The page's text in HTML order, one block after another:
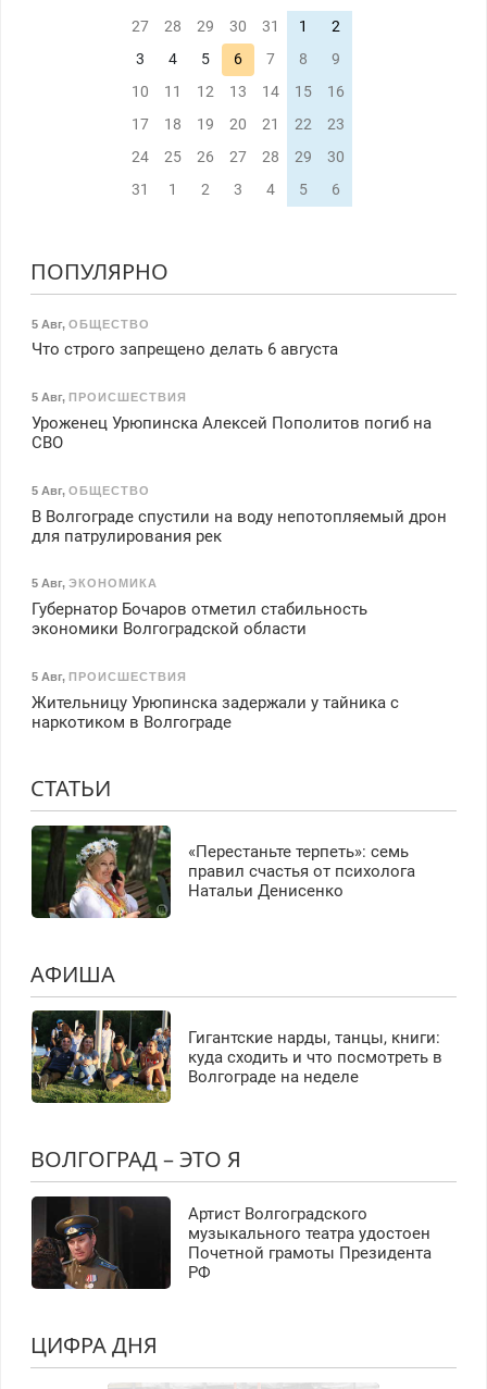
27
28 29 30 31 1
2
3
4 5 6 7 8
9
10
11 12 13 14 15
16
17
18 19 20 21 22
23
24
25 26 27 28 29
30
31
1 2 3 4 5 6
ПОПУЛЯРНО
5 Авг, ОБЩЕСТВО
Что строго запрещено делать 6 августа
5 Авг, ПРОИСШЕСТВИЯ
Уроженец Урюпинска Алексей Пополитов погиб на
СВО
5 Авг, ОБЩЕСТВО
В Волгограде спустили на воду непотопляемый дрон
для патрулирования рек
5 Авг, ЭКОНОМИКА
Губернатор Бочаров отметил стабильность
экономики Волгоградской области
5 Авг, ПРОИСШЕСТВИЯ
Жительницу Урюпинска задержали у тайника с
наркотиком в Волгограде
СТАТЬИ
«Перестаньте терпеть»: семь
правил счастья от психолога
Натальи Денисенко
АФИША
Гигантские нарды, танцы, книги:
куда сходить и что посмотреть в
Волгограде на неделе
ВОЛГОГРАД – ЭТО Я
Артист Волгоградского
музыкального театра удостоен
Почетной грамоты Президента
РФ
ЦИФРА ДНЯ